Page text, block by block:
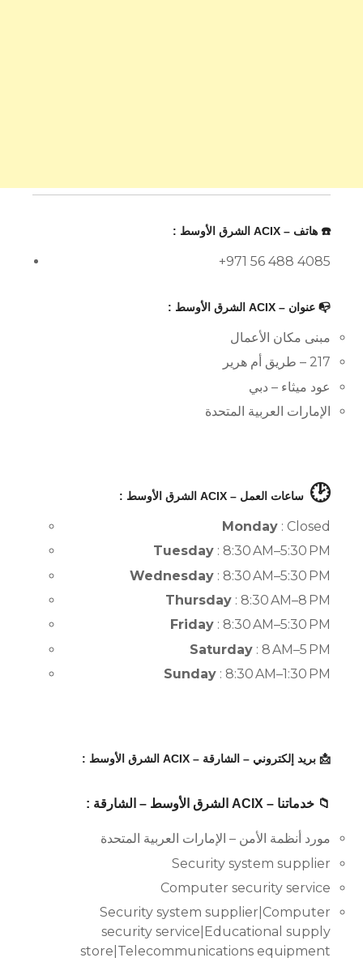
☎️ هاتف – ACIX الشرق الأوسط :
+971 56 488 4085
📭 عنوان – ACIX الشرق الأوسط :
مبنى مكان الأعمال
217 – طريق أم هرير
عود ميثاء – دبي
الإمارات العربية المتحدة
🕑 ساعات العمل – ACIX الشرق الأوسط :
Monday : Closed
Tuesday : 8:30 AM–5:30 PM
Wednesday : 8:30 AM–5:30 PM
Thursday : 8:30 AM–8 PM
Friday : 8:30 AM–5:30 PM
Saturday : 8 AM–5 PM
Sunday : 8:30 AM–1:30 PM
📩 بريد إلكتروني – الشارقة – ACIX الشرق الأوسط :
📁 خدماتنا – ACIX الشرق الأوسط – الشارقة :
مورد أنظمة الأمن – الإمارات العربية المتحدة
Security system supplier
Computer security service
Security system supplier|Computer
security service|Educational supply
store|Telecommunications equipment